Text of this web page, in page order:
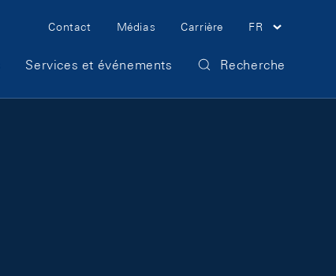
Meta Navigation
Contact Médias Carrière FR
Services et événements Recherche